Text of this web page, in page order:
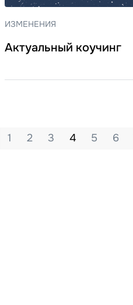
ИЗМЕНЕНИЯ
Актуальный коучинг
1 2 3 4 5 6